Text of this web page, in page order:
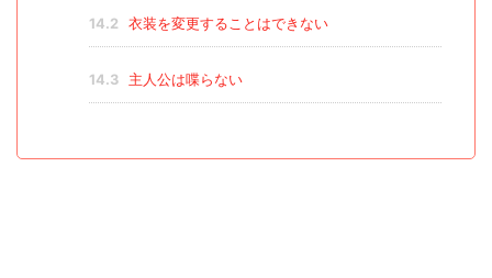
14.2 衣装を変更することはできない
14.3 主人公は喋らない